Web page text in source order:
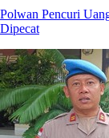
Polwan Pencuri
Dipecat